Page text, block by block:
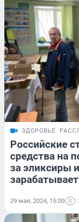
ЗДОРОВЬЕ
Российские
средства на
за эликсиры
зарабатывает
29 мая, 2024, 15:00